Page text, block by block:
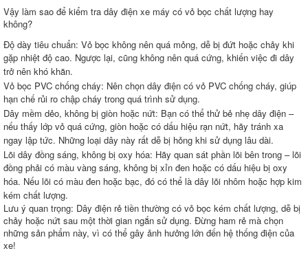
Vậy làm sao để kiểm tra dây điện xe máy có vỏ bọc chất lượng hay
không?
Độ dày tiêu chuẩn: Vỏ bọc không nên quá mỏng, dễ bị đứt hoặc chảy khi
gặp nhiệt độ cao. Ngược lại, cũng không nên quá cứng, khiến việc đi dây
trở nên khó khăn.
Vỏ bọc PVC chống cháy: Nên chọn dây điện có vỏ PVC chống cháy, giúp
hạn chế rủi ro chập cháy trong quá trình sử dụng.
Dây mềm dẻo, không bị giòn hoặc nứt: Bạn có thể thử bẻ nhẹ dây điện –
nếu thấy lớp vỏ quá cứng, giòn hoặc có dấu hiệu rạn nứt, hãy tránh xa
ngay lập tức. Những loại dây này rất dễ bị hỏng khi sử dụng lâu dài.
Lõi dây đồng sáng, không bị oxy hóa: Hãy quan sát phần lõi bên trong – lõi
đồng phải có màu vàng sáng, không bị xỉn đen hoặc có dấu hiệu bị oxy
hóa. Nếu lõi có màu đen hoặc bạc, đó có thể là dây lõi nhôm hoặc hợp kim
kém chất lượng.
Lưu ý quan trọng: Dây điện rẻ tiền thường có vỏ bọc kém chất lượng, dễ bị
chảy hoặc nứt sau một thời gian ngắn sử dụng. Đừng ham rẻ mà chọn
những sản phẩm này, vì có thể gây ảnh hưởng lớn đến hệ thống điện của
xe!